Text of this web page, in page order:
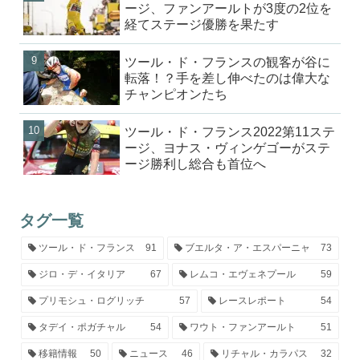
ージ、ファンアールトが3度の2位を
経てステージ優勝を果たす
ツール・ド・フランスの観客が谷に
転落！？手を差し伸べたのは偉大な
チャンピオンたち
ツール・ド・フランス2022第11ステ
ージ、ヨナス・ヴィンゲゴーがステ
ージ勝利し総合も首位へ
タグ一覧
ツール・ド・フランス 91 ブエルタ・ア・エスパーニャ 73
ジロ・デ・イタリア 67 レムコ・エヴェネプール 59
プリモシュ・ログリッチ 57 レースレポート 54
タデイ・ポガチャル 54 ワウト・ファンアールト 51
移籍情報 50 ニュース 46 リチャル・カラパス 32